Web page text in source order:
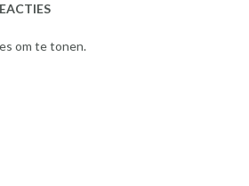
om te tonen.